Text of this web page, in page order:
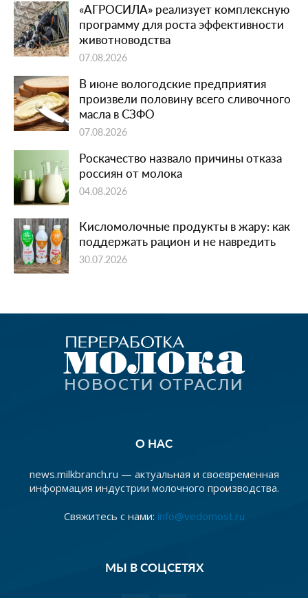
«АГРОСИЛА» реализует комплексную
программу для роста эффективности
животноводства
07.08.2026
В июне вологодские предприятия
произвели половину всего сливочного
масла в СЗФО
07.08.2026
Роскачество назвало причины отказа
россиян от молока
04.08.2026
Кисломолочные продукты в жару: как
поддержать рацион и не навредить
30.07.2026
О НАС
news.milkbranch.ru — актуальная и своевременная
информация индустрии молочного производства.
Свяжитесь с нами: info@vedomost.ru
МЫ В СОЦСЕТЯХ